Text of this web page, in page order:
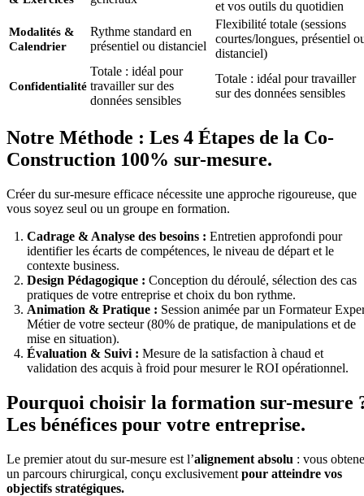
et vos outils du quotidien
Modalités &
Calendrier
Rythme standard en
présentiel ou distanciel
Flexibilité totale (sessions
courtes/longues, présentiel
distanciel)
Confidentialité
Totale : idéal pour
travailler sur des
données sensibles
Totale : idéal pour travailler
sur des données sensibles
Notre Méthode : Les 4 Étapes de la Co-
Construction 100% sur-mesure.
Créer du sur-mesure efficace nécessite une approche rigoureuse, que
vous soyez seul ou un groupe en formation.
Cadrage & Analyse des besoins : Entretien approfondi pour
identifier les écarts de compétences, le niveau de départ et le
contexte business.
Design Pédagogique : Conception du déroulé, sélection des cas
pratiques de votre entreprise et choix du bon rythme.
Animation & Pratique : Session animée par un Formateur
Métier de votre secteur (80% de pratique, de manipulations et de
mise en situation).
Évaluation & Suivi : Mesure de la satisfaction à chaud et
validation des acquis à froid pour mesurer le ROI opérationnel.
Pourquoi choisir la formation sur-mesure
Les bénéfices pour votre entreprise.
Le premier atout du sur-mesure est l’alignement absolu : vous
un parcours chirurgical, conçu exclusivement pour atteindre vos
objectifs stratégiques.